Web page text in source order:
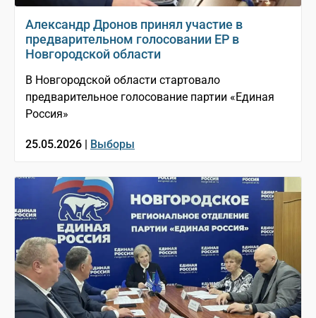
Александр Дронов принял участие в
предварительном голосовании ЕР в
Новгородской области
В Новгородской области стартовало
предварительное голосование партии «Единая
Россия»
25.05.2026 | Выборы